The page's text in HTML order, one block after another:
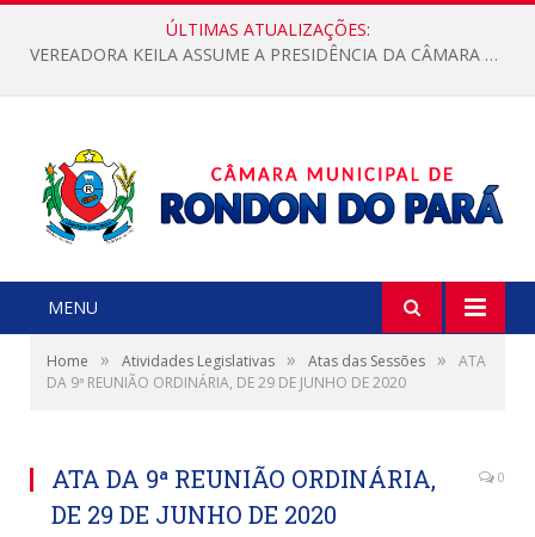
ÚLTIMAS ATUALIZAÇÕES:
VEREADORA KEILA ASSUME A PRESIDÊNCIA DA CÂMARA MUNICIPAL.
MENU
Home » Atividades Legislativas » Atas das Sessões »
ATA
DA 9ª REUNIÃO ORDINÁRIA, DE 29 DE JUNHO DE 2020
ATA DA 9ª REUNIÃO ORDINÁRIA,
DE 29 DE JUNHO DE 2020
0